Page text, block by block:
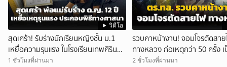
วิดีโอ
สุดเศร้า! รับร่างนักเรียนหญิงชั้น ม.1
เหยื่อความรุนแรง ในโรงเรียนเทพศิรินทร์
นนท์ ตั้งสวดที่วัดลาดปลาดุก
1 ชั่วโมงที่ผ่านมา
รวบคาหน้างาน! จอมโจรตัดสา
ทางหลวง ก่อเหตุกว่า 50 ครั้ง เ
ให้ถนนมือ รถชนเจ็บตาย หลาย
2 ชั่วโมงที่ผ่านมา